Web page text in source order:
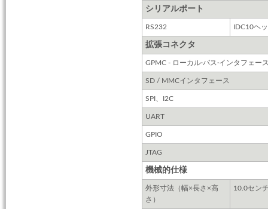
シリアルポート
RS232 IDC10ヘ
拡張コネクタ
GPMC - ローカル·バス·インタフェー
SD / MMCインタフェース
SPI、I2C
UART
GPIO
JTAG
機械的仕様
外形寸法（幅×長さ×高
さ）
10.0セン